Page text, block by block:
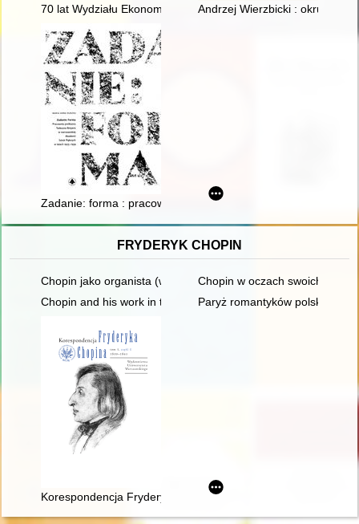
70 lat Wydziału Ekonomicznego Szkoły Głównej
Andrzej Wierzbicki : okruchy
Zadanie: forma : pracownia profesora Tadeusza Breyera w
FRYDERYK CHOPIN
Chopin jako organista (w 150. rocznicę śmierci)
Chopin w oczach swoich
Chopin and his work in the context of culture. Vol 1
Paryż romantyków polskich:
Korespondencja Fryderyka Chopina. T. 3 cz. 1,